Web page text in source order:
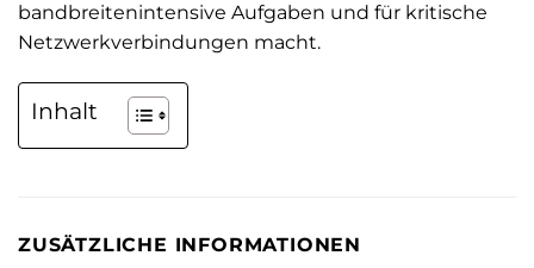
bandbreitenintensive Aufgaben und für kritische
Netzwerkverbindungen macht.
Inhalt
ZUSÄTZLICHE INFORMATIONEN